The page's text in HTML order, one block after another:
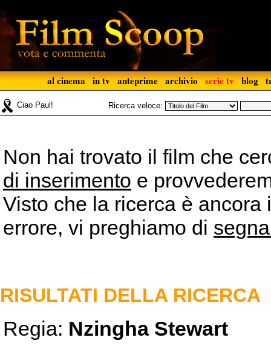
al cinema in tv anteprime archivio serie tv blog
Ciao Paul! Ricerca veloce:
Non hai trovato il film che
di inserimento e
Visto che la ricerca è
errore, vi preghiamo di
RISULTATI DELLA RICERCA
Regia: Nzingha Stewart